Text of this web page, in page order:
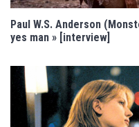
Paul W.S. Anderson
yes man » [interview]